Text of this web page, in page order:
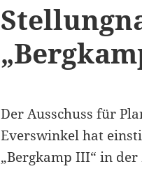
Der Ausschuss für
Everswinkel hat
„Bergkamp III“ in